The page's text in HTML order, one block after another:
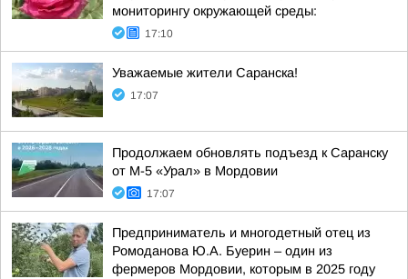
мониторингу окружающей среды:
17:10
Уважаемые жители Саранска!
17:07
Продолжаем обновлять подъезд к Саранску
от М-5 «Урал» в Мордовии
17:07
Предприниматель и многодетный отец из
Ромоданова Ю.А. Буерин – один из
фермеров Мордовии, которым в 2025 году